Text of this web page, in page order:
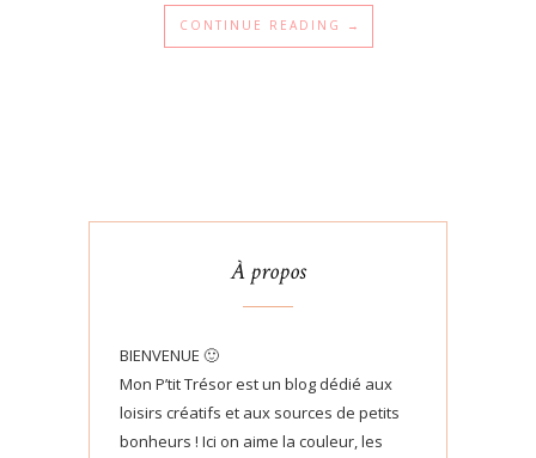
CONTINUE READING →
À propos
BIENVENUE 🙂
Mon P’tit Trésor est un blog dédié aux
loisirs créatifs et aux sources de petits
bonheurs ! Ici on aime la couleur, les